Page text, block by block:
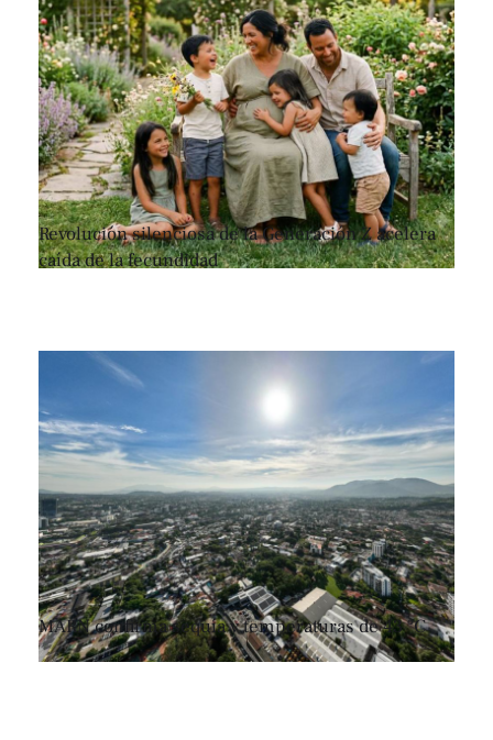
Revolución silenciosa de la Generación Z acelera
caída de la fecundidad
MARN confirma sequía y temperaturas de 43 °C